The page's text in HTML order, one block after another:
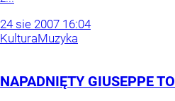
24 sie 2007 16:04
KulturaMuzyka
NAPADNIĘTY GIUSEPPE